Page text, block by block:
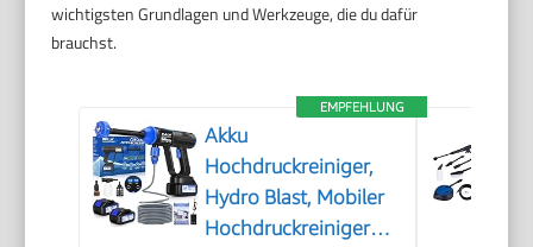
wichtigsten Grundlagen und Werkzeuge, die du dafür
brauchst.
EMPFEHLUNG
Akku
Hochdruckreiniger,
Hydro Blast, Mobiler
Hochdruckreiniger